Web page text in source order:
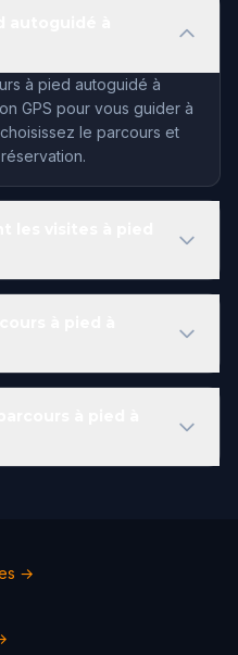
à pied autoguidé à
GPS pour vous guider à
le parcours et
→